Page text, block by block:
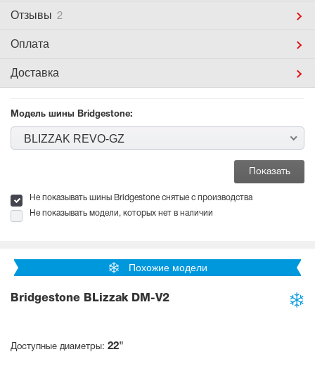
Отзывы 2
Оплата
Доставка
Модель шины Bridgestone:
BLIZZAK REVO-GZ
Не показывать шины Bridgestone снятые с производства
Не показывать модели, которых нет в наличии
Похожие модели
Bridgestone BLizzak DM-V2
Доступные диаметры: 22"